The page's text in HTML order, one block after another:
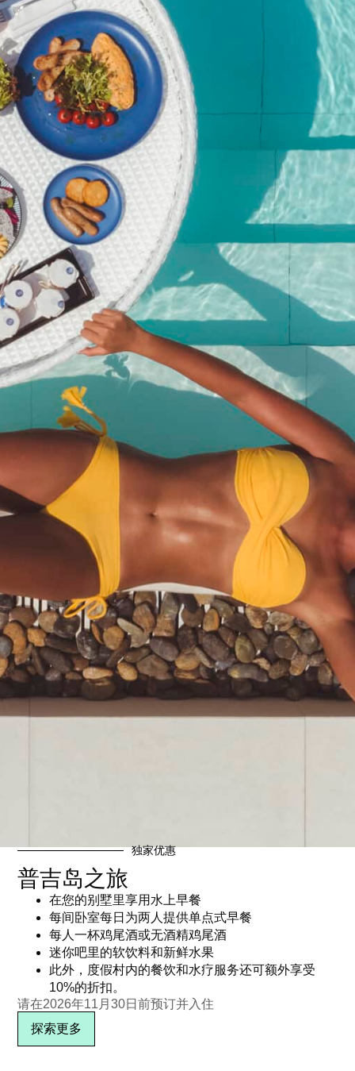
独家优惠
普吉岛之旅
在您的别墅里享用水上早餐
每间卧室每日为两人提供单点式早餐
每人一杯鸡尾酒或无酒精鸡尾酒
迷你吧里的软饮料和新鲜水果
此外，度假村内的餐饮和水疗服务还可额外享受
10%的折扣。
请在2026年11月30日前预订并入住
探索更多